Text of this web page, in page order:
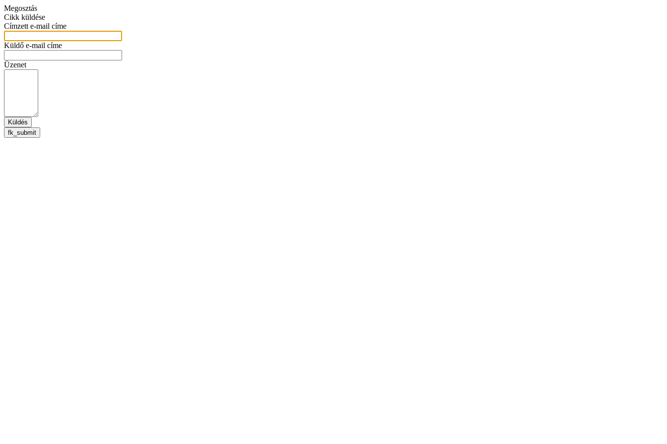
Megosztás
Cikk küldése
Címzett e-mail címe
Küldő e-mail címe
Üzenet